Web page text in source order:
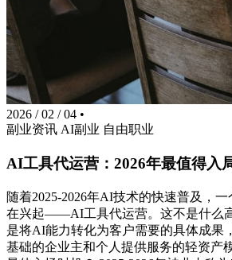
2026 / 02 / 04 •
副业资讯 AI副业 自由职业
AI工具代运营：2026年最值得入
随着2025-2026年AI技术的快速普及，
在兴起——AI工具代运营。这不是什么
是将AI能力转化为客户需要的具体成果
基础的企业主和个人提供服务的轻资产